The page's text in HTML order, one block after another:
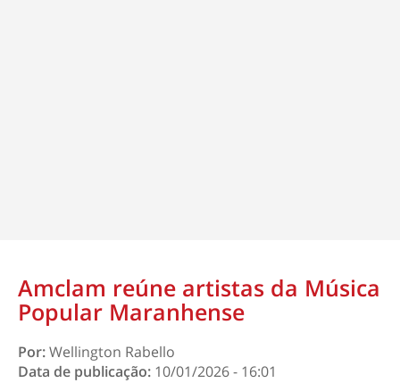
Amclam reúne artistas da Música
Popular Maranhense
Por:Wellington Rabello
Data de publicação: 10/01/2026 - 16:01